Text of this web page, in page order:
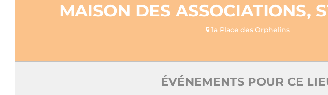
MAISON DES ASSOCIATIONS,
1a Place des Orphelins
ÉVÉNEMENTS POUR CE